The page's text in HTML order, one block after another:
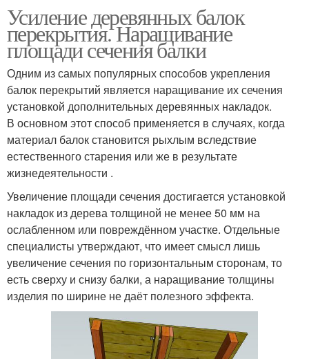
Усиление деревянных балок
перекрытия. Наращивание
площади сечения балки
Одним из самых популярных способов укрепления
балок перекрытий является наращивание их сечения
установкой дополнительных деревянных накладок.
В основном этот способ применяется в случаях, когда
материал балок становится рыхлым вследствие
естественного старения или же в результате
жизнедеятельности .
Увеличение площади сечения достигается установкой
накладок из дерева толщиной не менее 50 мм на
ослабленном или повреждённом участке. Отдельные
специалисты утверждают, что имеет смысл лишь
увеличение сечения по горизонтальным сторонам, то
есть сверху и снизу балки, а наращивание толщины
изделия по ширине не даёт полезного эффекта.